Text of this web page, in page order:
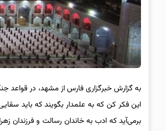
به گزارش خبرگزاری فارس از مشهد، در قواعد
این فکر کن که به علمدار بگویند که باید
برمی‌آید که ادب به خاندان رسالت و فرزندان